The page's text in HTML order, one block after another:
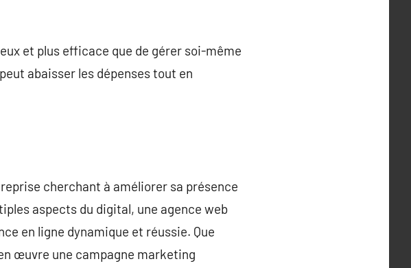
et plus efficace que de gérer soi-même
abaisser les dépenses tout en
cherchant à améliorer sa présence
aspects du digital, une agence web
en ligne dynamique et réussie. Que
œuvre une campagne marketing